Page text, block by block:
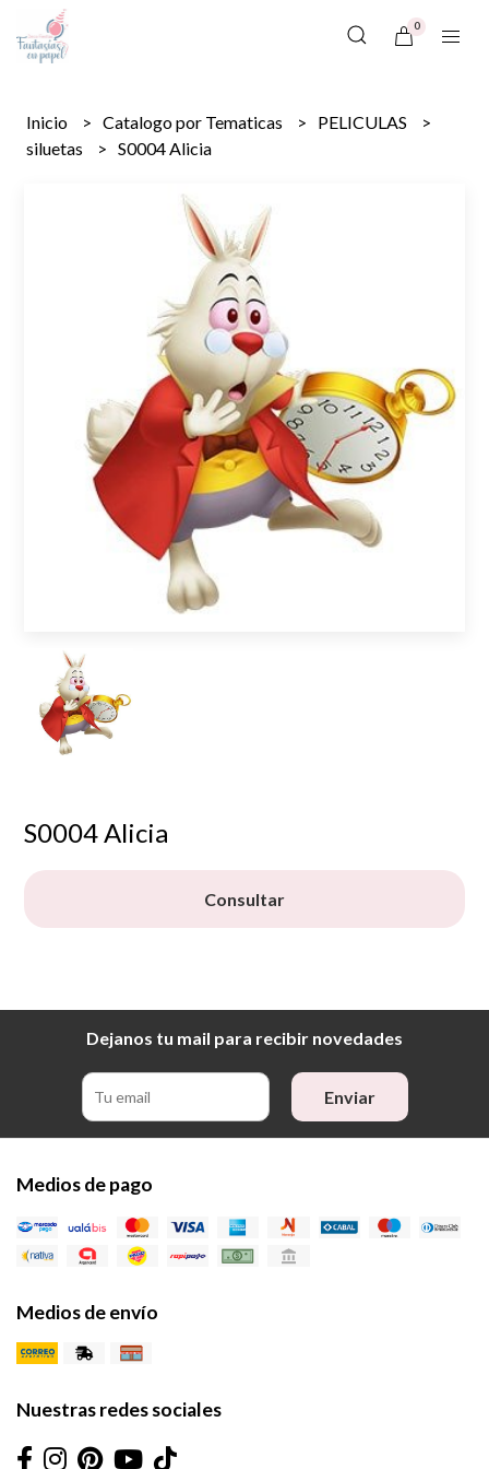
0
Inicio Catalogo por Tematicas
PELICULAS
siluetas
S0004 Alicia
S0004 Alicia
Consultar
Dejanos tu mail para recibir novedades
Enviar
Medios de pago
Medios de envío
Nuestras redes sociales